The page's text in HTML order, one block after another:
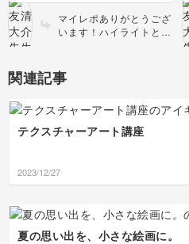
マイレポありがとうござ
います！ハイライトと反
く表現出来ていますね✨
動画を繰り返し観ながら
から伝わってきます😊
関連記事
テクスチャーアート講座
2023/12/27
夏の思い出を、小さな絵画に。